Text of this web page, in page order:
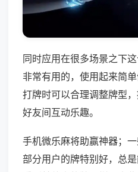
同时应用在很多场景之下
非常有用的，使用起来简
打牌时可以合理调整牌型
好友间互动乐趣。
手机微乐麻将助赢神器；
部分用户的牌特别好，总